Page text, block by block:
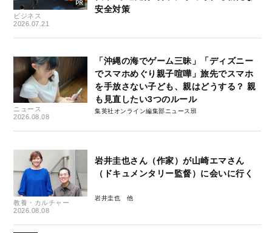
ビジネス
2026.07.21
安全対策
ニュース
2026.08.08
「沖縄の海でゲーム三昧」「ディズニー
でスマホめぐり親子喧嘩」旅先でスマホ
を手放さない子ども、親はどうする？ 親
も見直したい3つのルール
集英社オンライン編集部ニュース班
教養・カルチャー
2026.08.08
岩井圭也さん（作家）が山崎エマさん
（ドキュメンタリー監督）に会いに行く
岩井圭也